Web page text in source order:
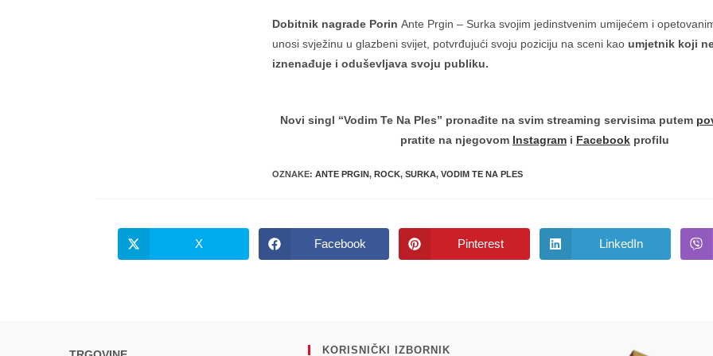
Dobitnik nagrade Porin Ante Prgin – Surka svojim jedinstvenim umijećem i
unosi svježinu u glazbeni svijet, potvrđujući svoju poziciju na sceni kao umjetnik koji
iznenađuje i oduševljava svoju publiku.
Novi singl “Vodim Te Na Ples” pronađite na svim streaming servisima putem
pratite na njegovom Instagram i Facebook profilu
OZNAKE: ANTE PRGIN, ROCK, SURKA, VODIM TE NA PLES
Opens
in
X
Opens
in
Facebook
Opens
in
Pinterest
Opens
in
LinkedIn
KORISNIČKI IZBORNIK